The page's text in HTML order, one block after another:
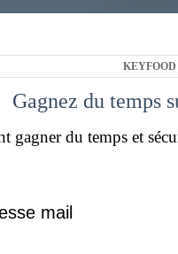
Gagnez du temps
gagner du temps et
mail